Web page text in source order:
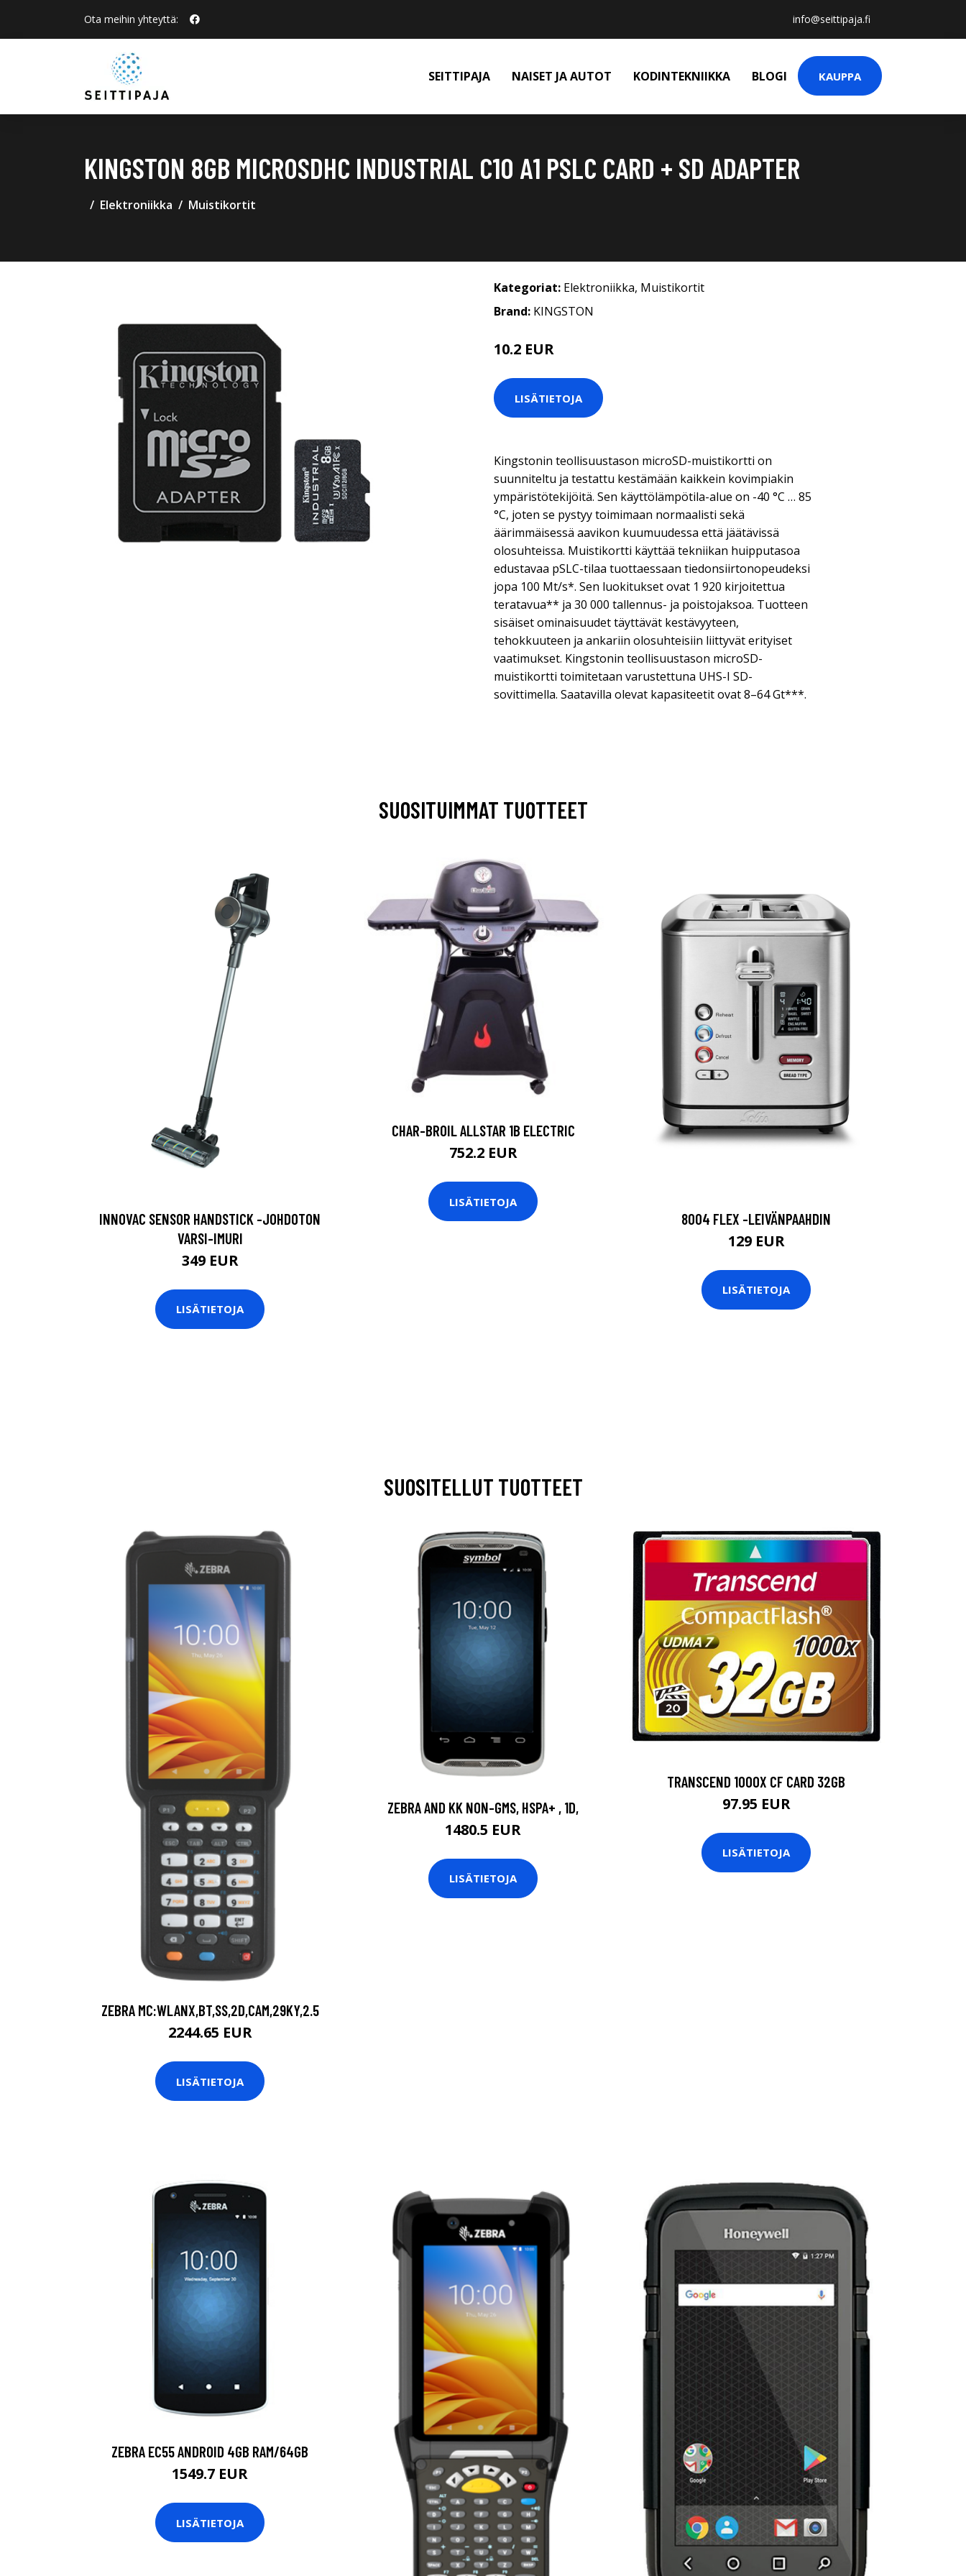
Ota meihin yhteyttä: info@seittipaja.fi
SEITTIPAJA NAISET JA AUTOT KODINTEKNIIKKA BLOGI KAUPPA
KINGSTON 8GB MICROSDHC INDUSTRIAL C10 A1 PSLC CARD + SD ADAPTER
Elektroniikka Muistikortit
Kategoriat: Elektroniikka, Muistikortit
Brand: KINGSTON
10.2 EUR
LISÄTIETOJA
Kingstonin teollisuustason microSD-muistikortti on
suunniteltu ja testattu kestämään kaikkein kovimpiakin
ympäristötekijöitä. Sen käyttölämpötila-alue on -40 °C … 85
°C, joten se pystyy toimimaan normaalisti sekä
äärimmäisessä aavikon kuumuudessa että jäätävissä
olosuhteissa. Muistikortti käyttää tekniikan huipputasoa
edustavaa pSLC-tilaa tuottaessaan tiedonsiirtonopeudeksi
jopa 100 Mt/s*. Sen luokitukset ovat 1 920 kirjoitettua
teratavua** ja 30 000 tallennus- ja poistojaksoa. Tuotteen
sisäiset ominaisuudet täyttävät kestävyyteen,
tehokkuuteen ja ankariin olosuhteisiin liittyvät erityiset
vaatimukset. Kingstonin teollisuustason microSD-
muistikortti toimitetaan varustettuna UHS-I SD-
sovittimella. Saatavilla olevat kapasiteetit ovat 8–64 Gt***.
SUOSITUIMMAT TUOTTEET
INNOVAC SENSOR HANDSTICK -JOHDOTON
VARSI-IMURI
349 EUR
LISÄTIETOJA
CHAR-BROIL ALLSTAR 1B ELECTRIC
752.2 EUR
LISÄTIETOJA
8004 FLEX -LEIVÄNPAAHDIN
129 EUR
LISÄTIETOJA
SUOSITELLUT TUOTTEET
ZEBRA MC:WLANX,BT,SS,2D,CAM,29KY,2.5
2244.65 EUR
LISÄTIETOJA
ZEBRA AND KK NON-GMS, HSPA+ , 1D,
1480.5 EUR
LISÄTIETOJA
TRANSCEND 1000X CF CARD 32GB
97.95 EUR
LISÄTIETOJA
ZEBRA EC55 ANDROID 4GB RAM/64GB
1549.7 EUR
LISÄTIETOJA